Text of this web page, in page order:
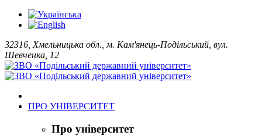
32316, Хмельницька обл., м. Кам'янець-Подільський, вул.
Шевченка, 12
ПРО УНІВЕРСИТЕТ
Про університет